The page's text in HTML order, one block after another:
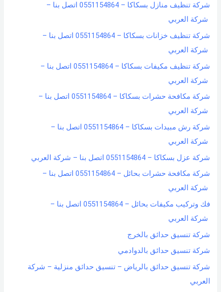
شركة تنظيف منازل بسكاكا – 0551154864 اتصل بنا –
شركة العربي
شركة تنظيف خزانات بسكاكا – 0551154864 اتصل بنا –
شركة العربي
شركة تنظيف مكيفات بسكاكا – 0551154864 اتصل بنا –
شركة العربي
شركة مكافحة حشرات بسكاكا – 0551154864 اتصل بنا –
شركة العربي
شركة رش مبيدات بسكاكا – 0551154864 اتصل بنا –
شركة العربي
شركة عزل بسكاكا – 0551154864 اتصل بنا – شركة العربي
شركة مكافحة حشرات بحائل – 0551154864 اتصل بنا –
شركة العربي
فك وتركيب مكيفات بحائل – 0551154864 اتصل بنا –
شركة العربي
شركة تنسيق حدائق بالخرج
شركة تنسيق حدائق بالدوادمي
شركة تنسيق حدائق بالرياض – تنسيق حدائق منزلية – شركة
العربي